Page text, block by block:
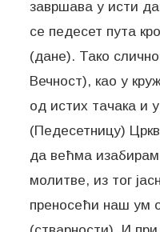
завршава у исти
се педесет пута
(дане). Тако
Вечност), као у
од истих тачака и
(Педесетницу)
да већма
молитве, из тог
преносећи наш ум